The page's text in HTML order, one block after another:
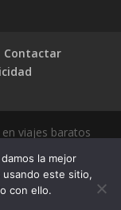
Contactar
viajes baratos
la mejor
este sitio,
con ello.